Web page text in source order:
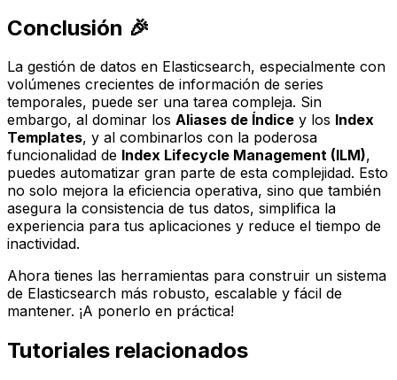
Conclusión 🎉
La gestión de datos en Elasticsearch, especialmente con
volúmenes crecientes de información de series
temporales, puede ser una tarea compleja. Sin
embargo, al dominar los Aliases de Índice y los Index
Templates, y al combinarlos con la poderosa
funcionalidad de Index Lifecycle Management (ILM),
puedes automatizar gran parte de esta complejidad. Esto
no solo mejora la eficiencia operativa, sino que también
asegura la consistencia de tus datos, simplifica la
experiencia para tus aplicaciones y reduce el tiempo de
inactividad.
Ahora tienes las herramientas para construir un sistema
de Elasticsearch más robusto, escalable y fácil de
mantener. ¡A ponerlo en práctica!
Tutoriales relacionados